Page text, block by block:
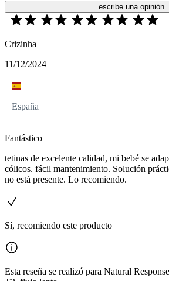
escribe una opinión
Crizinha
11/12/2024
España
Fantástico
tetinas de excelente calidad, mi bebé se
cólicos. fácil mantenimiento. Solución
no está presente. Lo recomiendo.
Sí, recomiendo este producto
Esta reseña se realizó para Natural